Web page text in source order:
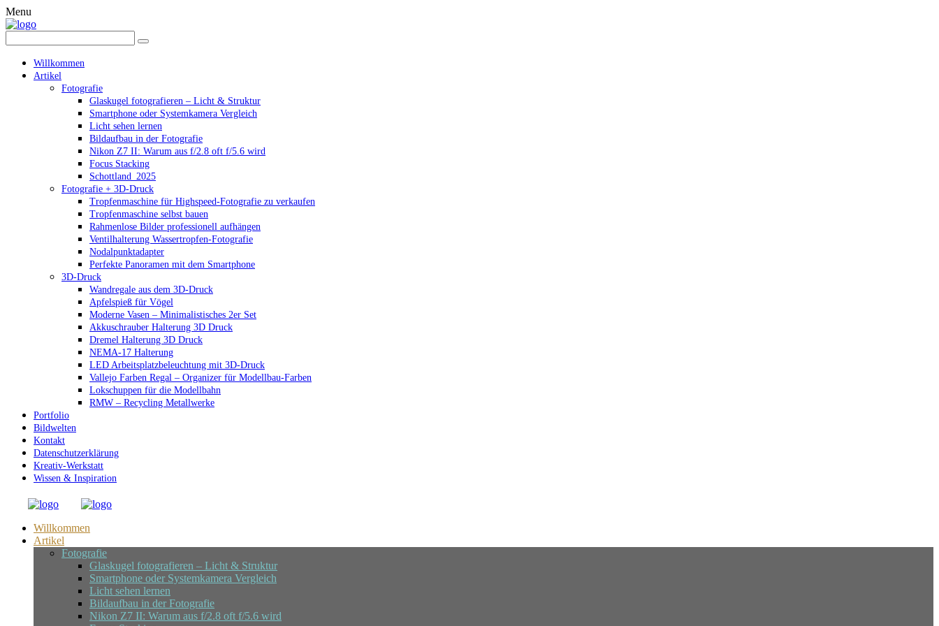
Menu
Willkommen
Artikel
Fotografie
Glaskugel fotografieren – Licht & Struktur
Smartphone oder Systemkamera Vergleich
Licht sehen lernen
Bildaufbau in der Fotografie
Nikon Z7 II: Warum aus f/2.8 oft f/5.6 wird
Focus Stacking
Schottland_2025
Fotografie + 3D-Druck
Tropfenmaschine für Highspeed-Fotografie zu verkaufen
Tropfenmaschine selbst bauen
Rahmenlose Bilder professionell aufhängen
Ventilhalterung Wassertropfen-Fotografie
Nodalpunktadapter
Perfekte Panoramen mit dem Smartphone
3D-Druck
Wandregale aus dem 3D-Druck
Apfelspieß für Vögel
Moderne Vasen – Minimalistisches 2er Set
Akkuschrauber Halterung 3D Druck
Dremel Halterung 3D Druck
NEMA-17 Halterung
LED Arbeitsplatzbeleuchtung mit 3D-Druck
Vallejo Farben Regal – Organizer für Modellbau-Farben
Lokschuppen für die Modellbahn
RMW – Recycling Metallwerke
Portfolio
Bildwelten
Kontakt
Datenschutzerklärung
Kreativ-Werkstatt
Wissen & Inspiration
Willkommen
Artikel
Fotografie
Glaskugel fotografieren – Licht & Struktur
Smartphone oder Systemkamera Vergleich
Licht sehen lernen
Bildaufbau in der Fotografie
Nikon Z7 II: Warum aus f/2.8 oft f/5.6 wird